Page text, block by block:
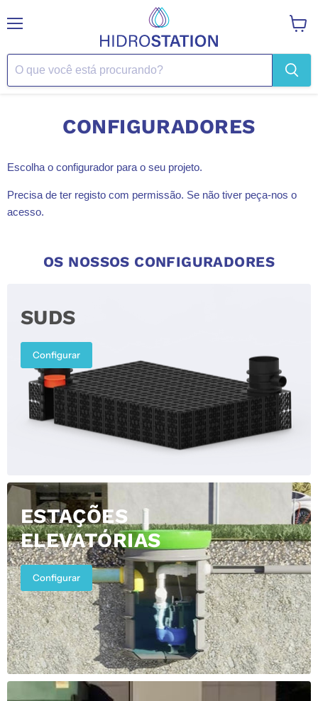
CONFIGURADORES
Escolha o configurador para o seu projeto.
Precisa de ter registo com permissão. Se não tiver peça-nos o
acesso.
OS NOSSOS CONFIGURADORES
SUDS
Configurar
ESTAÇÕES
ELEVATÓRIAS
Configurar